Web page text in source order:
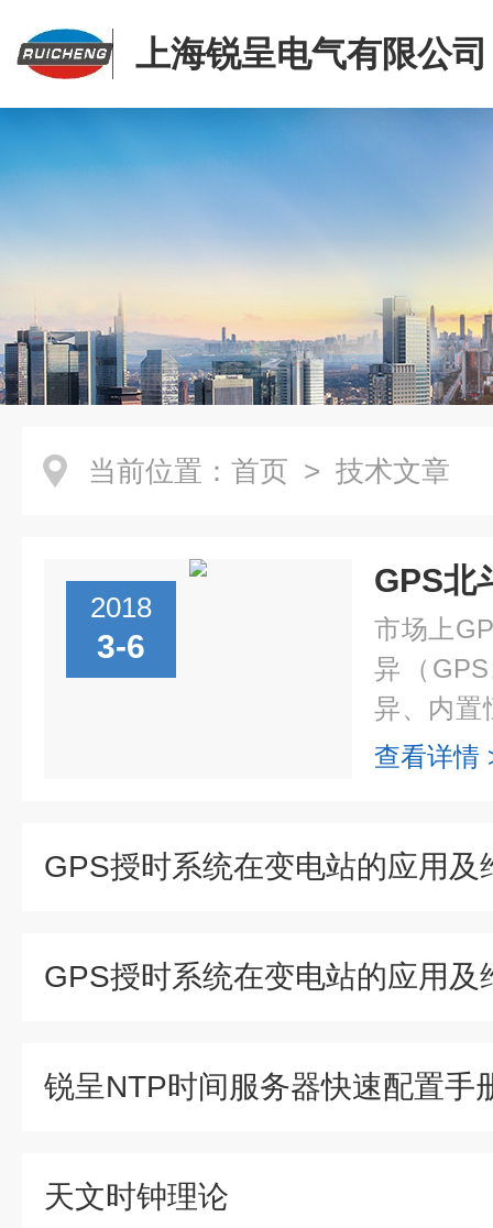
上海锐呈电气有限公司
当前位置： 首页 > 技术文章
2018
3-6
GPS北
市场上
异（
异、内置
关电源
查看详情
锐呈NTP时间服务器快速配置手
天文时钟理论